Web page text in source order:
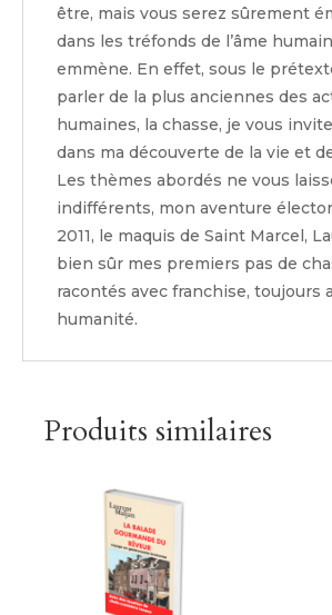
être, mais vous serez sûrement
dans les tréfonds de l’âme
emmène. En effet, sous le
parler de la plus anciennes des
humaines, la chasse, je vous
dans ma découverte de la vie et
Les thèmes abordés ne vous
indifférents, mon aventure
2011, le maquis de Saint Marcel,
bien sûr mes premiers pas de
racontés avec franchise, toujours
humanité.
Produits similaires